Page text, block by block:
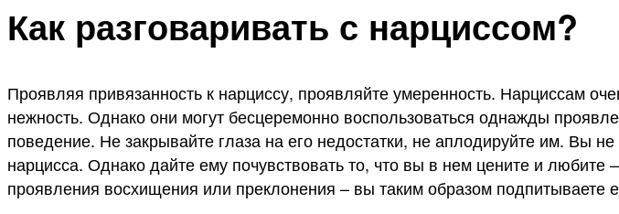
Как разговаривать с нарциссом?
Проявляя привязанность к нарциссу, проявляйте умеренность. Нарциссам
нежность. Однако они могут бесцеремонно воспользоваться однажды
поведение. Не закрывайте глаза на его недостатки, не аплодируйте им. Вы
нарцисса. Однако дайте ему почувствовать то, что вы в нем цените и любите
проявления восхищения или преклонения – вы таким образом подпитываете